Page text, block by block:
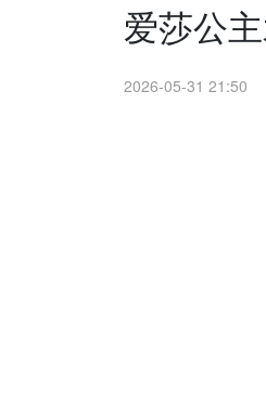
爱莎公
2026-05-31 21:50